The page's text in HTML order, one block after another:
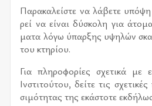
Παρα­κα­λεί­στε να λά­βε­τε
ρεί να εί­ναι δύ­σκο­λη για
μα­τα λόγω ύπαρ­ξης υψη­λών
του κτη­ρί­ου.
Για πλη­ρο­φο­ρί­ες σχε­τι­κά με
Ινστι­τού­του, δεί­τε τις
σι­μό­τη­τας της εκά­στο­τε